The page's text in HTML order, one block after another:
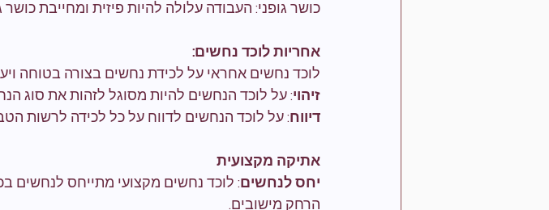
כושר גופני: העבודה עלולה להיות פיזית ומחייבת כושר
אחריות לוכד נחשים:
לוכד נחשים אחראי על לכידת נחשים בצורה בטוחה
זיהוי: על לוכד הנחשים להיות מסוגל לזהות את סוג
דיווח: על לוכד הנחשים לדווח על כל לכידה לרשות
אתיקה מקצועית
יחס לנחשים: לוכד נחשים מקצועי מתייחס לנחשים
הרחק מישובים.